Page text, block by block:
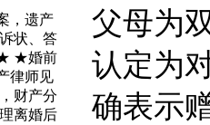
，遗产
状、答
★ ★婚前
律师见
财产分
离婚后
父母为
认定为
确表示